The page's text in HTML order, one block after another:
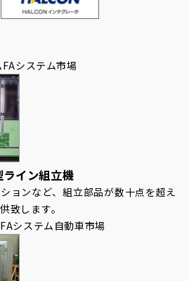
FAシステム市場
イン組立機
ョンなど、組立部品が数十点を超え
致します。
FAシステム 自動車市場